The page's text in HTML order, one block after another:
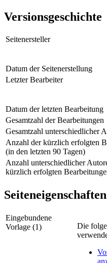
Versionsgeschichte
Seitenersteller
Datum der Seitenerstellung
Letzter Bearbeiter
Datum der letzten Bearbeitung
Gesamtzahl der Bearbeitungen
Gesamtzahl unterschiedlicher
Anzahl der kürzlich erfolgten
(in den letzten 90 Tagen)
Anzahl unterschiedlicher
kürzlich erfolgten
Seiteneigenschaften
Eingebundene
Vorlage (1)
Die